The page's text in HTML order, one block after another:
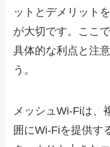
ットとデメリット
が大切です。ここ
具体的な利点と注
う。
メッシュWi-Fiは、
囲にWi-Fiを提供す